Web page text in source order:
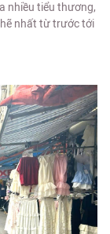
nhiều tiểu thương,
nhất từ trước tới